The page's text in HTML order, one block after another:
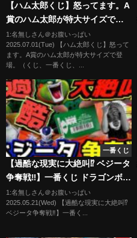
【ハム太郎くじ】怒ってます。A
賞のハム太郎が特大サイズで登
場。（くじ、一番くじ、ハム太
郎）
1:名無しさん＠お腹いっぱい
2025.07.01(Tue) 【ハム太郎くじ】怒って
ます。A賞のハム太郎が特大サイズで登
場。（くじ、一番くじ、...
一番くじ
【過酷な現実に大絶叫⁉︎ ベジータ
争奪戦‼︎】一番くじ ドラゴンボー
ル VSオムニバスCROSS 孫悟空
ベジータ フリーザ セル ラストワ
ン賞
1:名無しさん＠お腹いっぱい
2025.05.21(Wed) 【過酷な現実に大絶叫⁉︎
ベジータ争奪戦‼︎】一番く...